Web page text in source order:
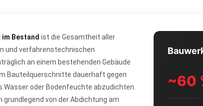
Bestand ist die Gesamtheit aller
und verfahrenstechnischen
an einem bestehenden Gebäude
Bauteilquerschnitte dauerhaft gegen
Wasser oder Bodenfeuchte abzudichten.
grundlegend von der Abdichtung am
~60